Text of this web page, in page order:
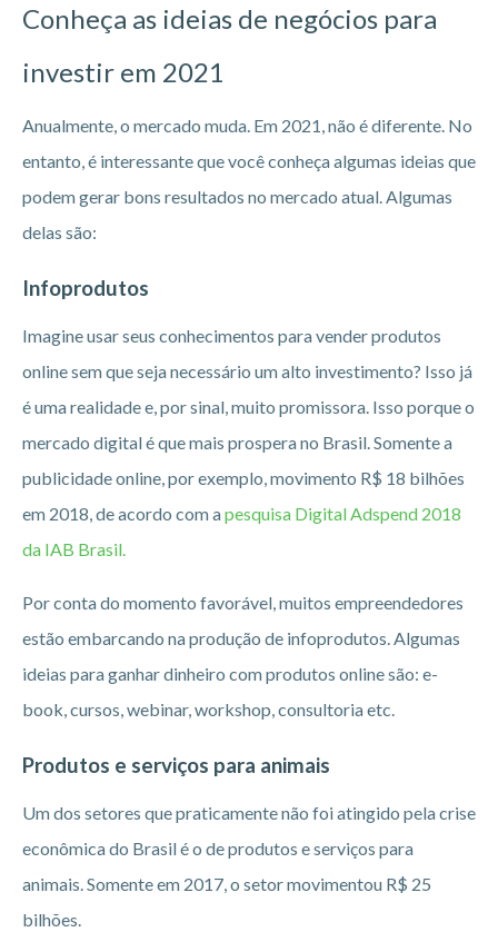
Conheça as ideias de negócios para
investir em 2021
Anualmente, o mercado muda. Em 2021, não é diferente. No
entanto, é interessante que você conheça algumas ideias que
podem gerar bons resultados no mercado atual. Algumas
delas são:
Infoprodutos
Imagine usar seus conhecimentos para vender produtos
online sem que seja necessário um alto investimento? Isso já
é uma realidade e, por sinal, muito promissora. Isso porque o
mercado digital é que mais prospera no Brasil. Somente a
publicidade online, por exemplo, movimento R$ 18 bilhões
em 2018, de acordo com apesquisa Digital Adspend 2018
da IAB Brasil.
Por conta do momento favorável, muitos empreendedores
estão embarcando na produção de infoprodutos. Algumas
ideias para ganhar dinheiro com produtos online são: e-
book, cursos, webinar, workshop, consultoria etc.
Produtos e serviços para animais
Um dos setores que praticamente não foi atingido pela crise
econômica do Brasil é o de produtos e serviços para
animais. Somente em 2017, o setor movimentou R$ 25
bilhões.